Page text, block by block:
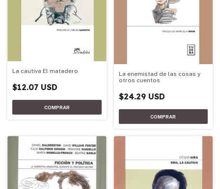
La cautiva El matadero
$12.07 USD
La enemistad de las cosas y
otros cuentos
$24.29 USD